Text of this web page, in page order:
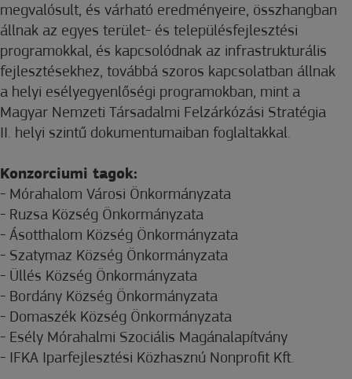
megvalósult, és várható eredményeire, összhangban
állnak az egyes terület- és településfejlesztési
programokkal, és kapcsolódnak az infrastrukturális
fejlesztésekhez, továbbá szoros kapcsolatban állnak
a helyi esélyegyenlőségi programokban, mint a
Magyar Nemzeti Társadalmi Felzárkózási Stratégia
II. helyi szintű dokumentumaiban foglaltakkal.
Konzorciumi tagok:
- Mórahalom Városi Önkormányzata
- Ruzsa Község Önkormányzata
- Ásotthalom Község Önkormányzata
- Szatymaz Község Önkormányzata
- Üllés Község Önkormányzata
- Bordány Község Önkormányzata
- Domaszék Község Önkormányzata
- Esély Mórahalmi Szociális Magánalapítvány
- IFKA Iparfejlesztési Közhasznú Nonprofit Kft.